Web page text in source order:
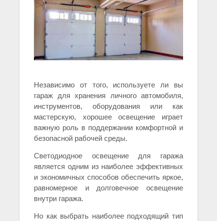
Независимо от того, используете ли вы
гараж для хранения личного автомобиля,
инструментов, оборудования или как
мастерскую, хорошее освещение играет
важную роль в поддержании комфортной и
безопасной рабочей среды.
Светодиодное освещение для гаража
является одним из наиболее эффективных
и экономичных способов обеспечить яркое,
равномерное и долговечное освещение
внутри гаража.
Но как выбрать наиболее подходящий тип